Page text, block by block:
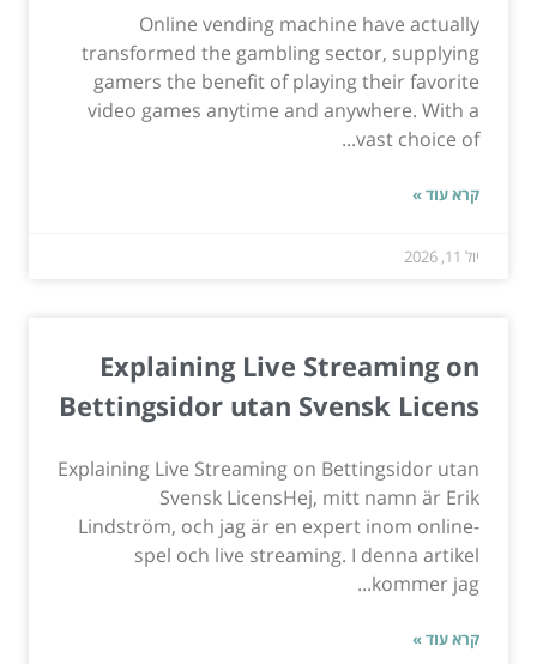
Online vending machine have actually
transformed the gambling sector, supplying
gamers the benefit of playing their favorite
video games anytime and anywhere. With a
vast choice of...
קרא עוד »
יול 11, 2026
Explaining Live Streaming on
Bettingsidor utan Svensk Licens
Explaining Live Streaming on Bettingsidor utan
Svensk LicensHej, mitt namn är Erik
Lindström, och jag är en expert inom online-
spel och live streaming. I denna artikel
kommer jag...
קרא עוד »